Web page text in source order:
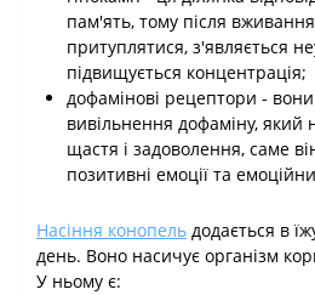
пам'ять, тому після
притуплятися, з'являється
підвищується концентрація;
дофамінові рецептори - вони
вивільнення дофаміну, який
щастя і задоволення, саме
позитивні емоції та
Насіння конопель додається в
день. Воно насичує організм
У ньому є: